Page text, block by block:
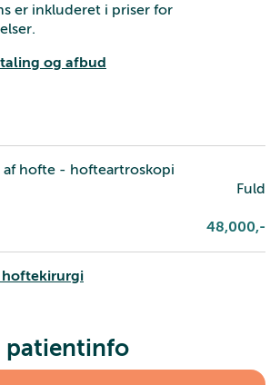
er inkluderet i priser for
og afbud
hofte - hofteartroskopi
Fuld
48,000,-
hoftekirurgi
patientinfo